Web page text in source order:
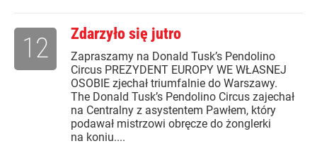
Zdarzyło się jutro
Zapraszamy na Donald Tusk’s Pendolino
Circus PREZYDENT EUROPY WE WŁASNEJ
OSOBIE zjechał triumfalnie do Warszawy.
The Donald Tusk’s Pendolino Circus zajechał
na Centralny z asystentem Pawłem, który
podawał mistrzowi obręcze do żonglerki
na koniu....
12